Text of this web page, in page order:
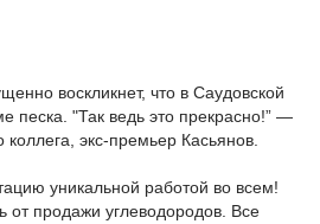
воскликнет, что в Саудовской
песка. "Так ведь это прекрасно!” —
коллега, экс-премьер Касьянов.
уникальной работой во всем!
от продажи углеводородов. Все